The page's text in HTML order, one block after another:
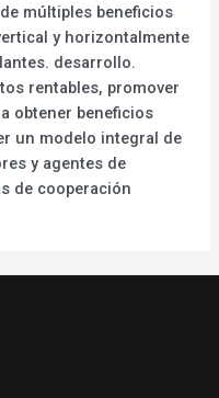
múltiples beneficios
y horizontalmente
desarrollo.
rentables, promover
obtener beneficios
un modelo integral de
y agentes de
de cooperación